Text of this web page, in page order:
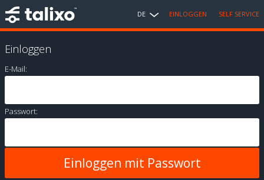
DE EINLOGGEN SELF SERVICE
Einloggen
E-Mail:
Passwort: